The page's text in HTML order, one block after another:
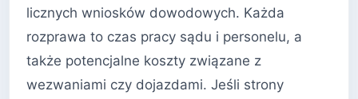
licznych wniosków dowodowych. Każda
rozprawa to czas pracy sądu i personelu, a
także potencjalne koszty związane z
wezwaniami czy dojazdami. Jeśli strony